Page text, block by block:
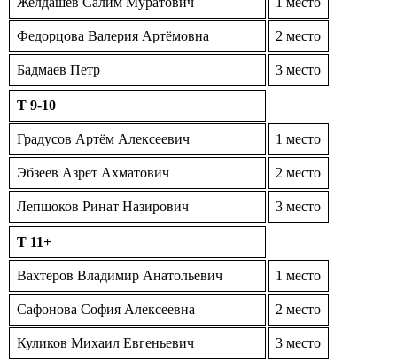
Федорцова Валерия Артёмовна 2 место
Бадмаев Петр 3 место
T 9-10
Градусов Артём Алексеевич 1 место
Эбзеев Азрет Ахматович 2 место
Лепшоков Ринат Назирович 3 место
T 11+
Вахтеров Владимир Анатольевич 1 место
Сафонова София Алексеевна 2 место
Куликов Михаил Евгеньевич 3 место